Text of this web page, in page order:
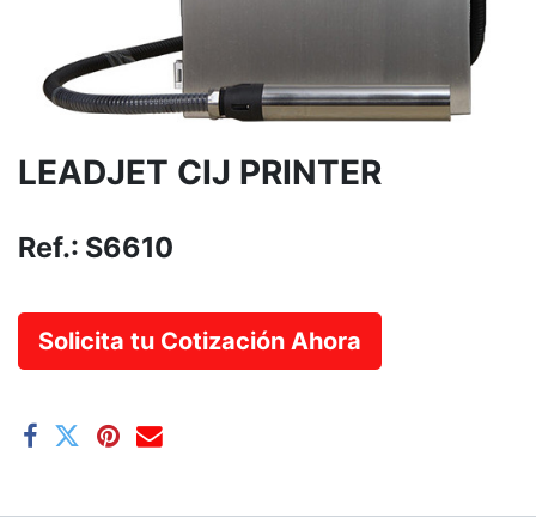
LEADJET CIJ PRINTER
Ref.: S6610
Solicita tu Cotización Ahora